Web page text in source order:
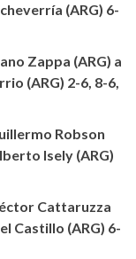
(ARG) 6-
Zappa (ARG) a
(ARG) 2-6, 8-6,
Robson
Isely (ARG)
Cattaruzza
Castillo (ARG) 6-